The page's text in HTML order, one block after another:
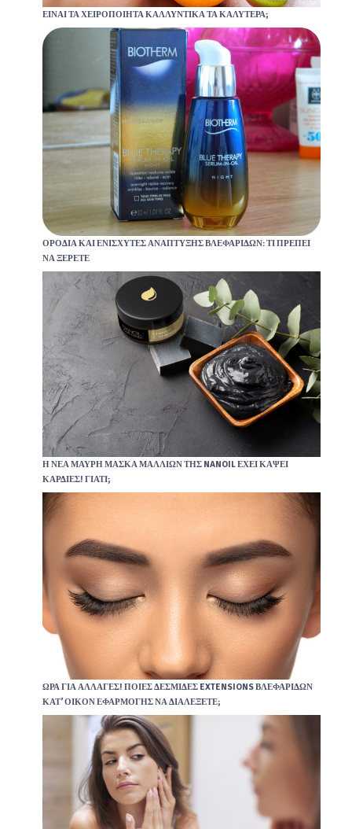
ΕΊΝΑΙ ΤΑ ΧΕΙΡΟΠΟΊΗΤΑ ΚΑΛΛΥΝΤΙΚΆ ΤΑ ΚΑΛΎΤΕΡΑ;
ΟΡΌΔΙΑ ΚΑΙ ΕΝΙΣΧΥΤΈΣ ΑΝΆΠΤΥΞΗΣ ΒΛΕΦΑΡΊΔΩΝ: ΤΙ ΠΡΈΠΕΙ
ΝΑ ΞΈΡΕΤΕ
Η ΝΈΑ ΜΑΎΡΗ ΜΆΣΚΑ ΜΑΛΛΙΏΝ ΤΗΣ NANOIL ΈΧΕΙ ΚΆΨΕΙ
ΚΑΡΔΙΈΣ! ΓΙΑΤΊ;
ΏΡΑ ΓΙΑ ΑΛΛΑΓΈΣ! ΠΟΙΕΣ ΔΕΣΜΊΔΕΣ EXTENSIONS ΒΛΕΦΑΡΊΔΩΝ
ΚΑΤ’ ΟΊΚΟΝ ΕΦΑΡΜΟΓΉΣ ΝΑ ΔΙΑΛΈΞΕΤΕ;